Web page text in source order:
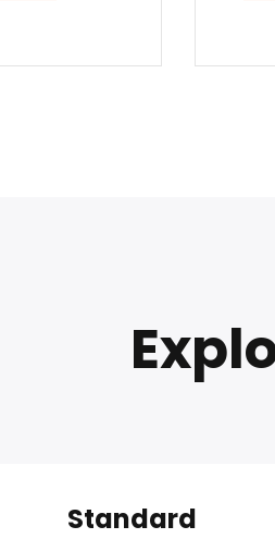
Standard